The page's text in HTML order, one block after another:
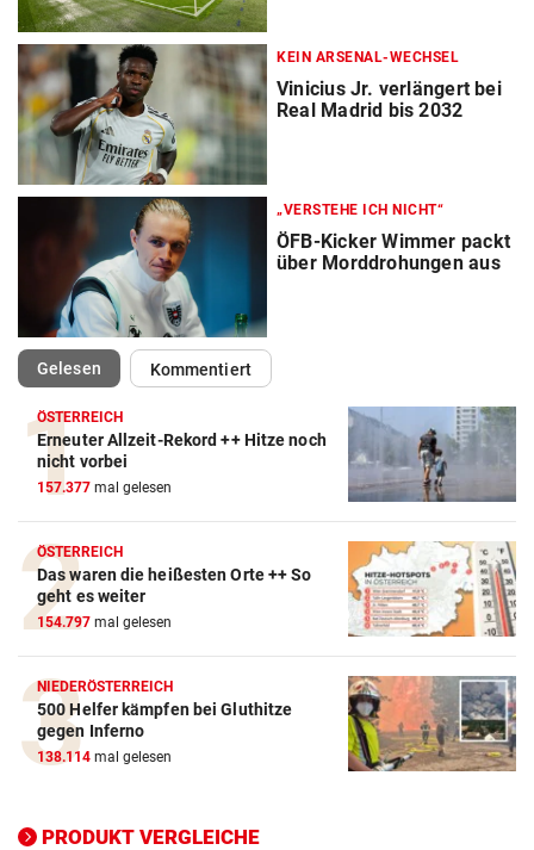
KEIN ARSENAL-WECHSEL
Vinicius Jr. verlängert bei
Real Madrid bis 2032
„VERSTEHE ICH NICHT“
ÖFB-Kicker Wimmer packt
über Morddrohungen aus
Gelesen(ausgewählt)Kommentiert
ÖSTERREICH
Erneuter Allzeit-Rekord ++ Hitze noch
nicht vorbei
157.377 mal gelesen
ÖSTERREICH
Das waren die heißesten Orte ++ So
geht es weiter
154.797 mal gelesen
NIEDERÖSTERREICH
500 Helfer kämpfen bei Gluthitze
gegen Inferno
138.114 mal gelesen
PRODUKT VERGLEICHE
Action-Cam Vergleich
ZUM VERGLEICH
Crosstrainer Vergleich
ZUM VERGLEICH
E-Bike Vergleich
ZUM VERGLEICH
Elektro-Scooter Vergleich
ZUM VERGLEICH
ZUM VERGLEICH